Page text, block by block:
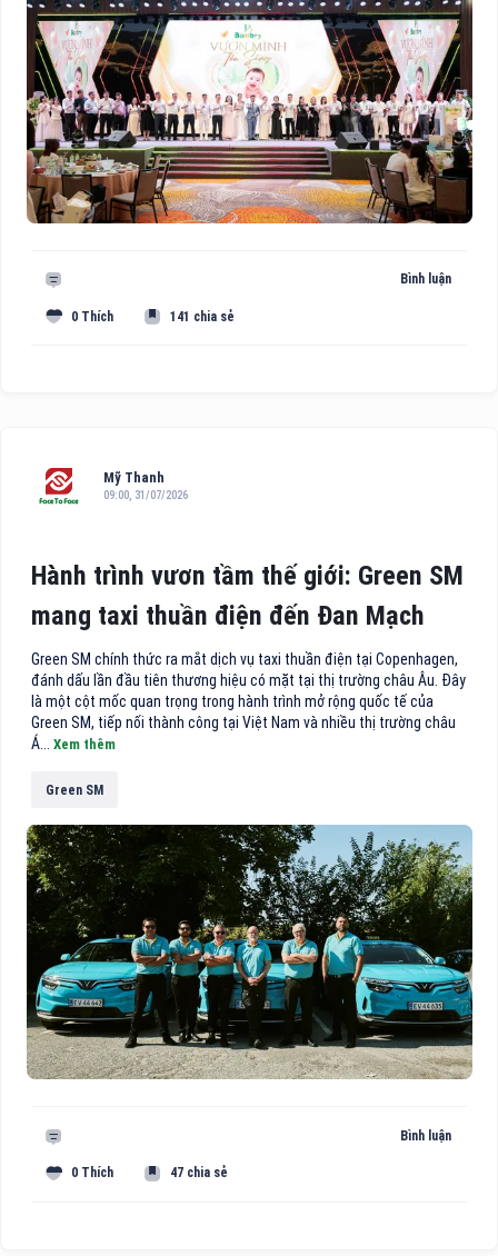
Bình luận
0 Thích 141 chia sẻ
Mỹ Thanh
09:00, 31/07/2026
Hành trình vươn tầm thế giới: Green SM
mang taxi thuần điện đến Đan Mạch
Green SM chính thức ra mắt dịch vụ taxi thuần điện tại Copenhagen,
đánh dấu lần đầu tiên thương hiệu có mặt tại thị trường châu Âu. Đây
là một cột mốc quan trọng trong hành trình mở rộng quốc tế của
Green SM, tiếp nối thành công tại Việt Nam và nhiều thị trường châu
Á... Xem thêm
Green SM
Bình luận
0 Thích 47 chia sẻ